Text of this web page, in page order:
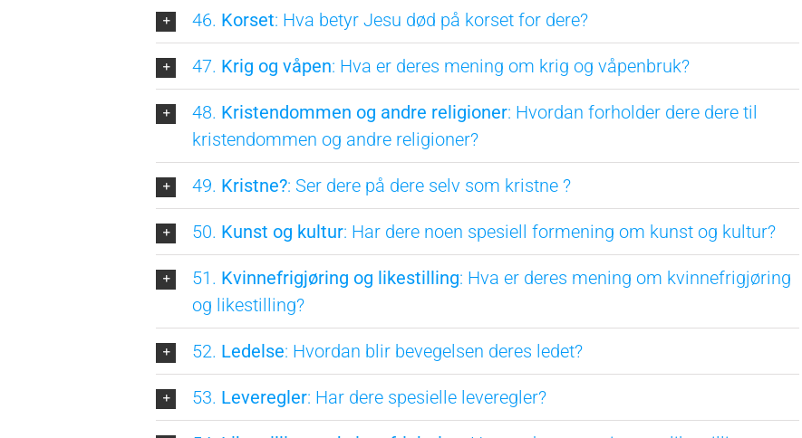
46. Korset: Hva betyr Jesu død på korset for dere?
47. Krig og våpen: Hva er deres mening om krig og våpenbruk?
48. Kristendommen og andre religioner: Hvordan forholder dere dere til
kristendommen og andre religioner?
49. Kristne?: Ser dere på dere selv som kristne ?
50. Kunst og kultur: Har dere noen spesiell formening om kunst og kultur?
51. Kvinnefrigjøring og likestilling: Hva er deres mening om kvinnefrigjøring
og likestilling?
52. Ledelse: Hvordan blir bevegelsen deres ledet?
53. Leveregler: Har dere spesielle leveregler?